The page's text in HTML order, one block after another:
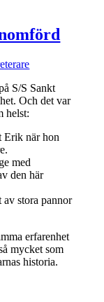
S/S Sankt
Och det var
helst:
Erik när hon
med
den här
av stora pannor
erfarenhet
mycket som
historia.